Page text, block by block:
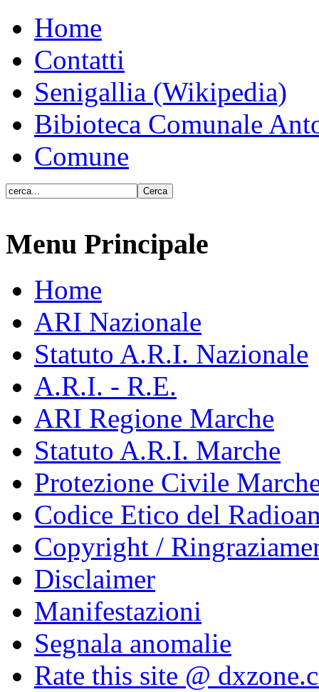
Home
Contatti
Senigallia (Wikipedia)
Bibioteca Comunale
Comune
Menu Principale
Home
ARI Nazionale
Statuto A.R.I. Nazionale
A.R.I. - R.E.
ARI Regione Marche
Statuto A.R.I. Marche
Protezione Civile
Codice Etico del
Copyright /
Disclaimer
Manifestazioni
Segnala anomalie
Rate this site @